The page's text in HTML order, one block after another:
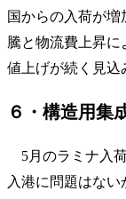
国からの入荷が
騰と物流費上昇
値上げが続く見込
６・構造用集
5月のラミナ入
入港に問題はな